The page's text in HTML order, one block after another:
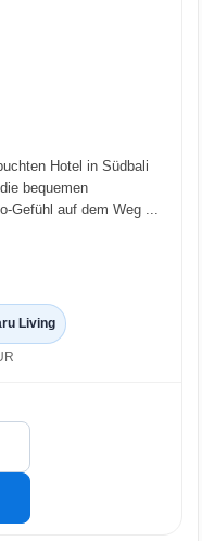
Hotel in Südbali
bequemen
Gefühl auf dem Weg ...
Living